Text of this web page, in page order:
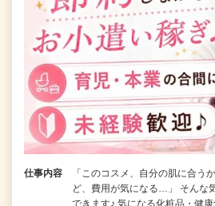
仕事内容
「このコスメ、自分の肌に合う
ど、費用が気になる…」 そんな
できます♪ 気になる化粧品・健